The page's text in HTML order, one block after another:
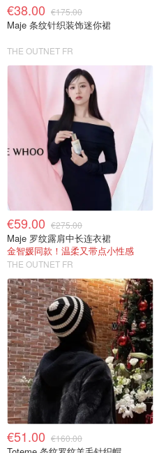
€38.00 €175.00
Maje 条纹针织装饰迷你裙
THE OUTNET FR
€59.00 €275.00
Maje 罗纹露肩中长连衣裙
金智媛同款！温柔又带点小性感
THE OUTNET FR
€51.00 €160.00